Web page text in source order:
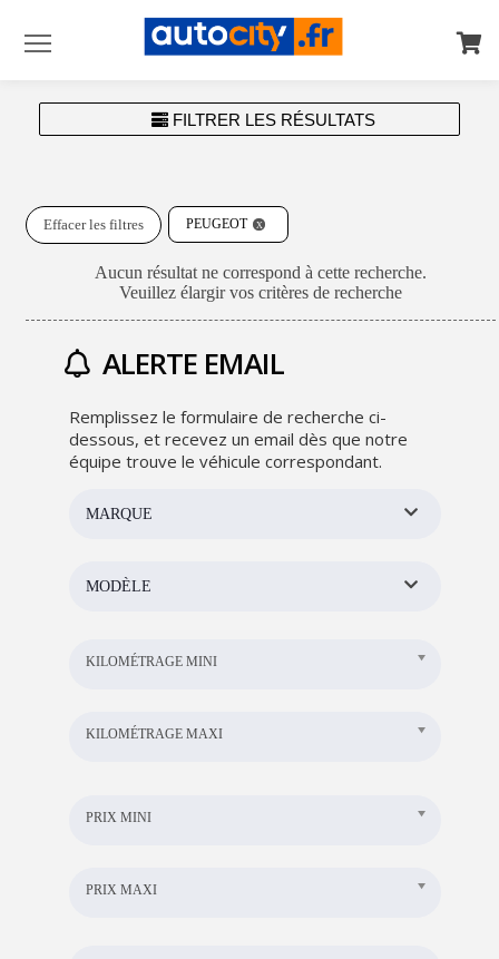
FILTRER LES RÉSULTATS
PEUGEOT
Effacer les filtres
Aucun résultat ne correspond à cette recherche.
Veuillez élargir vos critères de recherche
ALERTE EMAIL
Remplissez le formulaire de recherche ci-
dessous, et recevez un email dès que notre
équipe trouve le véhicule correspondant.
MARQUE
MODÈLE
KILOMÉTRAGE MINI
KILOMÉTRAGE MAXI
PRIX MINI
PRIX MAXI